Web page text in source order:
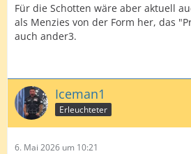
Für die Schotten wäre aber aktuell
als Menzies von der Form her, das
auch ander3.
Iceman1
Erleuchteter
6. Mai 2026 um 10:21